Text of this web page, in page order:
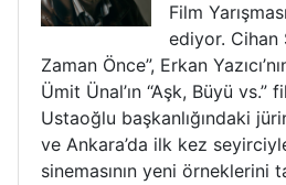
Film
ediyor. Cihan
Zaman Önce”, Erkan
Ümit Ünal’ın “Aşk, Büyü vs.”
Ustaoğlu başkanlığındaki
ve Ankara’da ilk kez
sinemasının yeni örneklerini